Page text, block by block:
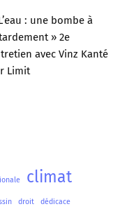
: une bombe à
» 2e
avec Vinz Kanté
Limit
climat
droit dédicace